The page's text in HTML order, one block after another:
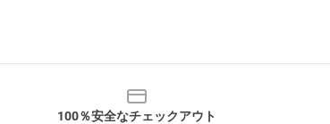
100％安全なチェックアウト